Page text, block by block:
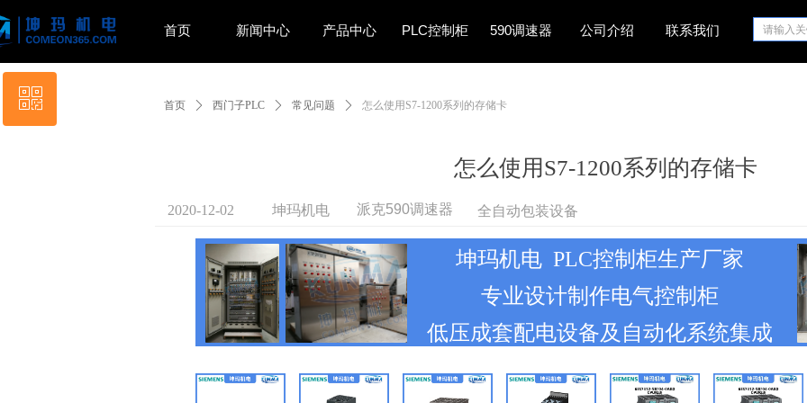
首页 新闻中心 产品中心 PLC控制柜 590调速器 公司介绍 联系我们
怎么使用S7-1200系列的存储卡
2020-12-02
首页 ꄲ 西门子PLC ꄲ 常见问题 ꄲ 怎么使用S7-1200系列的存储卡
坤玛机电 派克590调速器
坤玛机电 PLC控制柜生产厂家
专业设计制作电气控制柜
低压成套配电设备及自动化系统集成
全自动包装设备
ꀥ